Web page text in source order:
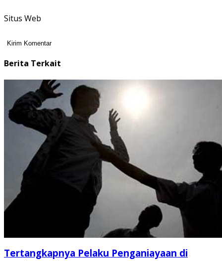
Situs Web
Berita Terkait
Tertangkapnya Pelaku Penganiayaan di